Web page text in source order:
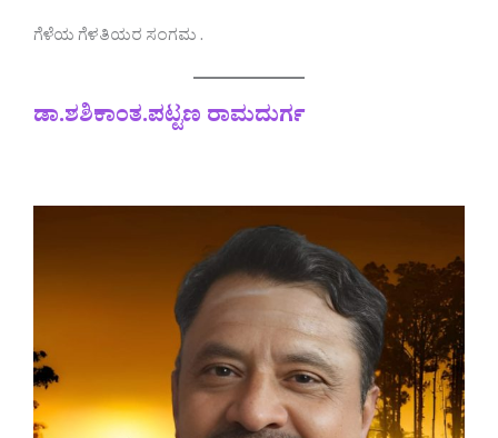
ಗೆಳೆಯ ಗೆಳತಿಯರ ಸಂಗಮ .
ಡಾ.ಶಶಿಕಾಂತ.ಪಟ್ಟಣ ರಾಮದುರ್ಗ